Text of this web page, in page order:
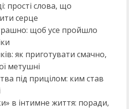
прості слова, що
серце
щоб усе пройшло
як приготувати смачно,
метушні
під прицілом: ким став
в інтимне життя: поради,